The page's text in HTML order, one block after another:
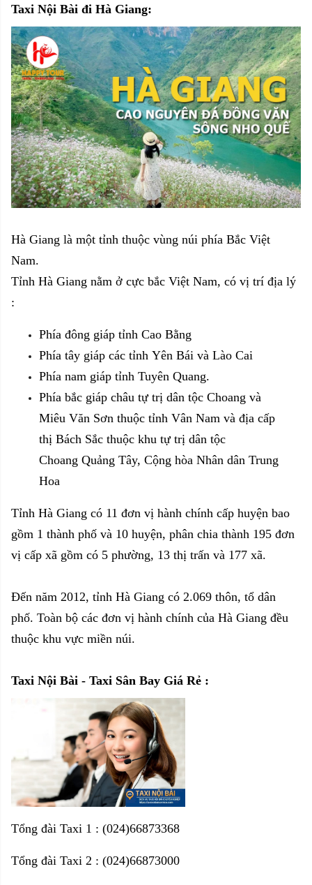
Taxi Nội Bài đi Hà Giang:
Hà Giang là một tỉnh thuộc vùng núi phía Bắc Việt
Nam.
Tỉnh Hà Giang nằm ở cực bắc Việt Nam, có vị trí địa lý
:
Phía đông giáp tỉnh Cao Bằng
Phía tây giáp các tỉnh Yên Bái và Lào Cai
Phía nam giáp tỉnh Tuyên Quang.
Phía bắc giáp châu tự trị dân tộc Choang và
Miêu Văn Sơn thuộc tỉnh Vân Nam và địa cấp
thị Bách Sắc thuộc khu tự trị dân tộc
Choang Quảng Tây, Cộng hòa Nhân dân Trung
Hoa
Tỉnh Hà Giang có 11 đơn vị hành chính cấp huyện bao
gồm 1 thành phố và 10 huyện, phân chia thành 195 đơn
vị cấp xã gồm có 5 phường, 13 thị trấn và 177 xã.
Đến năm 2012, tỉnh Hà Giang có 2.069 thôn, tổ dân
phố. Toàn bộ các đơn vị hành chính của Hà Giang đều
thuộc khu vực miền núi.
Taxi Nội Bài - Taxi Sân Bay Giá Rẻ :
Tổng đài Taxi 1 : (024)66873368
Tổng đài Taxi 2 : (024)66873000